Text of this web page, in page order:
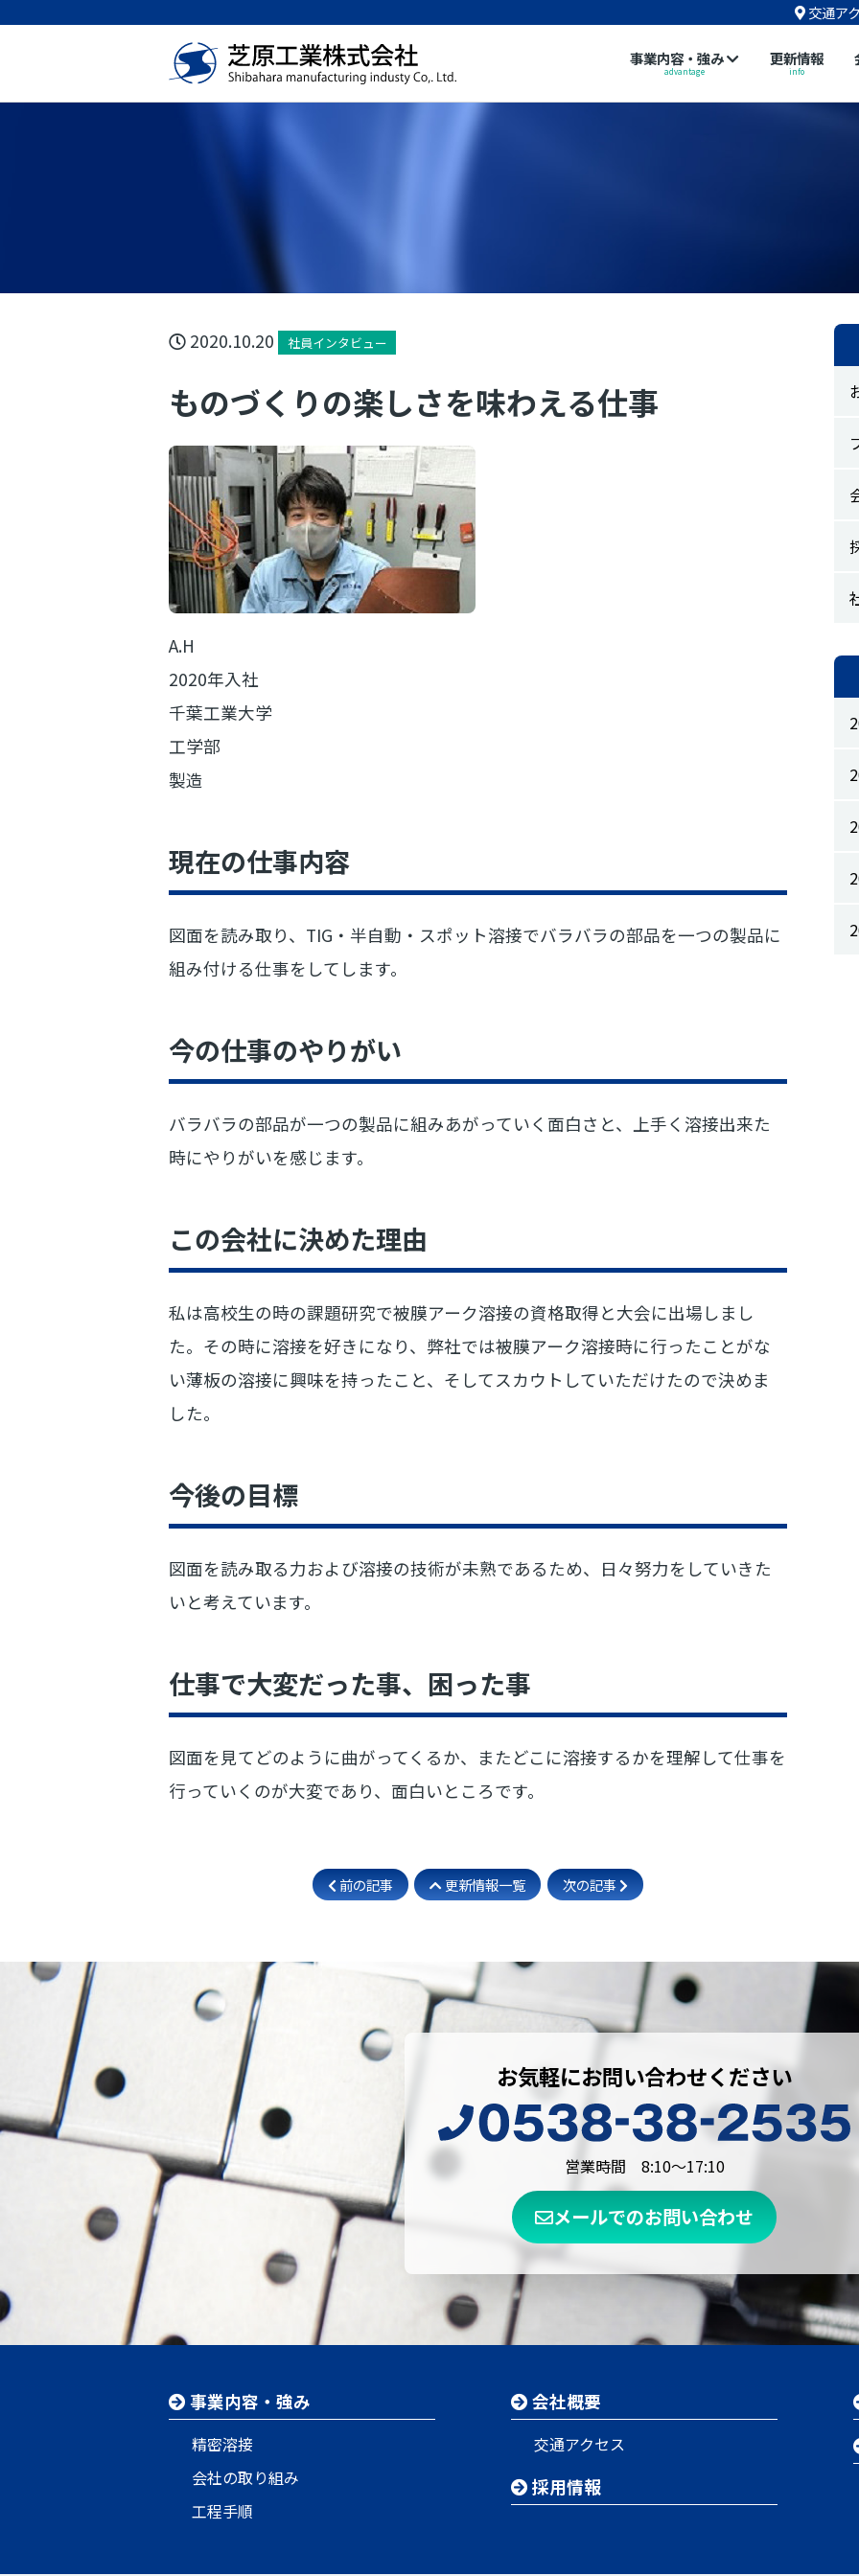
交通ア
事業内容・強み
advantage
更新情報
info
2020.10.20 社員インタビュー
ものづくりの楽しさを味わえる仕事
A.H
2020年入社
千葉工業大学
工学部
製造
現在の仕事内容
図面を読み取り、TIG・半自動・スポット溶接でバラバラの部品を一つの製品に
組み付ける仕事をしてします。
今の仕事のやりがい
バラバラの部品が一つの製品に組みあがっていく面白さと、上手く溶接出来た
時にやりがいを感じます。
この会社に決めた理由
私は高校生の時の課題研究で被膜アーク溶接の資格取得と大会に出場しまし
た。その時に溶接を好きになり、弊社では被膜アーク溶接時に行ったことがな
い薄板の溶接に興味を持ったこと、そしてスカウトしていただけたので決めま
した。
今後の目標
図面を読み取る力および溶接の技術が未熟であるため、日々努力をしていきた
いと考えています。
仕事で大変だった事、困った事
図面を見てどのように曲がってくるか、またどこに溶接するかを理解して仕事を
行っていくのが大変であり、面白いところです。
前の記事 更新情報一覧 次の記事
お気軽にお問い合わせください
営業時間 8:10～17:10
メールでのお問い合わせ
事業内容・強み
精密溶接
会社の取り組み
工程手順
会社概要
交通アクセス
採用情報